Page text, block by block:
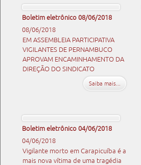
Boletim eletrônico 08/06/2018
08/06/2018
EM ASSEMBLEIA PARTICIPATIVA
VIGILANTES DE PERNAMBUCO
APROVAM ENCAMINHAMENTO DA
DIREÇÃO DO SINDICATO
Saiba mais...
Boletim eletrônico 04/06/2018
04/06/2018
Vigilante morto em Carapicuíba é a
mais nova vítima de uma tragédia